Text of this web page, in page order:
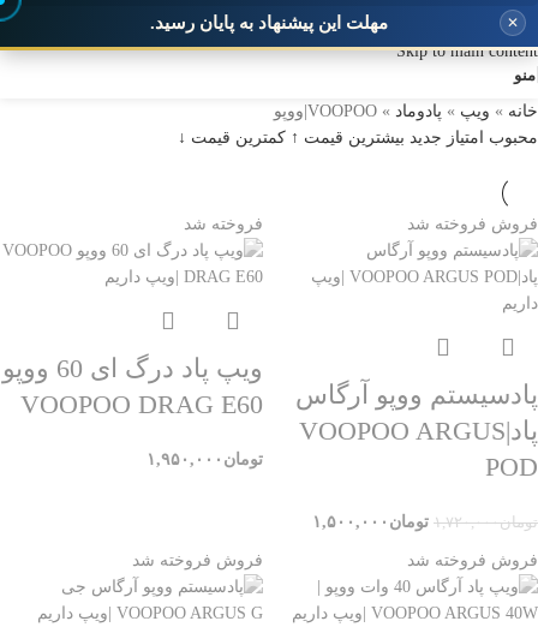
Skip to navigation
Skip to main content
منو
خانه » ویپ » پادوماد » VOOPOO|ووپو
محبوب
امتیاز جدید بیشترین قیمت ↑ کمترین قیمت ↓
فروش فروخته شد
پادسیستم ووپو آرگاس
پاد|VOOPOO ARGUS
POD
تومان۱,۷۲۰,۰۰۰ تومان ۱,۵۰۰,۰۰۰
فروخته شد
ویپ پاد درگ ای 60 ووپو
VOOPOO DRAG E60
تومان ۱,۹۵۰,۰۰۰
فروش فروخته شد فروش فروخته شد
✕ مهلت این پیشنهاد به پایان رسید.